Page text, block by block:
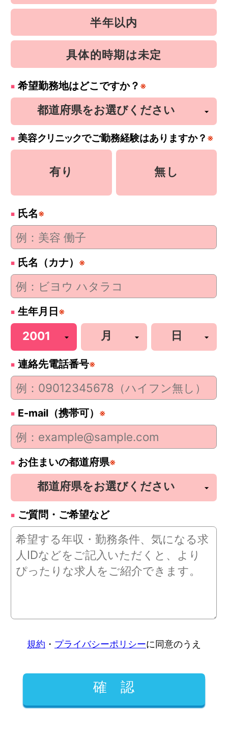
半年以内
具体的時期は未定
希望勤務地はどこですか？ ※
美容クリニックでご勤務経験はありますか？ ※
有り 無し
氏名※
氏名（カナ） ※
生年月日 ※
連絡先電話番号※
E-mail（携帯可） ※
お住まいの都道府県※
ご質問・ご希望など
規約 ・ プライバシーポリシーに同意のうえ